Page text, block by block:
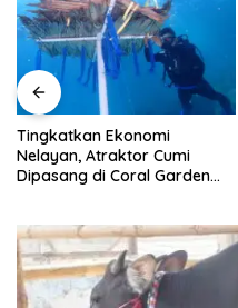
PDKT Danau Tempe :
Pendekatan Kearifan Lokal
untuk Keberlanjutan Sumber